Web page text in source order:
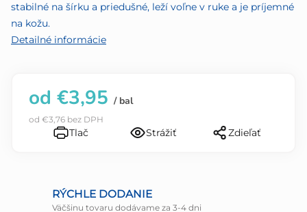
stabilné na šírku a priedušné, leží voľne v ruke a je príjemné
na kožu.
Detailné informácie
od €3,95 / bal
od €3,76 bez DPH
Tlač Strážiť Zdieľať
RÝCHLE DODANIE
Väčšinu tovaru dodávame za 3-4 dni